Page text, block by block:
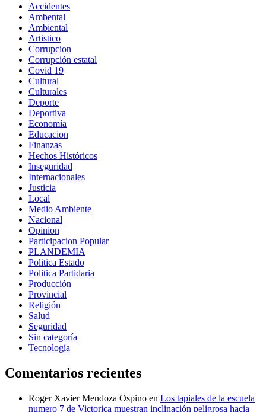
Accidentes
Ambental
Ambiental
Artistico
Corrupcion
Corrupción estatal
Covid 19
Cultural
Culturales
Deporte
Deportiva
Economía
Educacion
Finanzas
Hechos Históricos
Inseguridad
Internacionales
Justicia
Local
Medio Ambiente
Nacional
Opinion
Participacion Popular
PLANDEMIA
Politica Estado
Politica Partidaria
Producción
Provincial
Religión
Salud
Seguridad
Sin categoría
Tecnología
Comentarios recientes
Roger Xavier Mendoza Ospino en Los tapiales de la escuela
numero 7 de Victorica muestran inclinación peligrosa hacia